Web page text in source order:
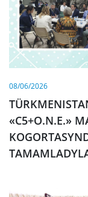
08/06/2026
«C5+O.N.E.»